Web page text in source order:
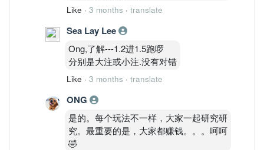
Like · 3 months · translate
Sea Lay Lee
Ong,了解---1.2进1.5跑啰
分别是大注或小注.没有对错
Like · 3 months · translate
ONG
是的。每个玩法不一样，大家一起研究研
究。最重要的是，大家都赚钱。。。呵呵
🤣